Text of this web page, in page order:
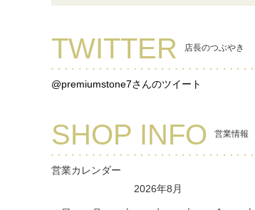
TWITTER 店長のつぶやき
@premiumstone7さんのツイート
SHOP INFO 営業情報
営業カレンダー
2026年8月